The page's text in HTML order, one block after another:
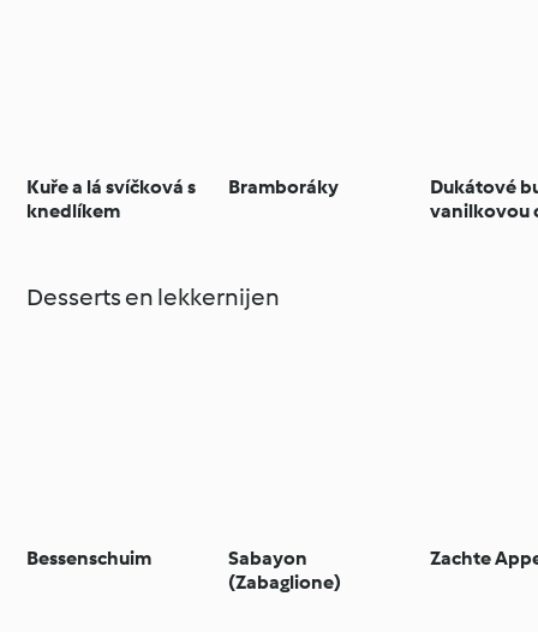
Kuře a lá svíčková s
knedlíkem
Bramboráky
Dukátové
vanilkovou
Desserts en lekkernijen
Bessenschuim
Sabayon
(Zabaglione)
Zachte